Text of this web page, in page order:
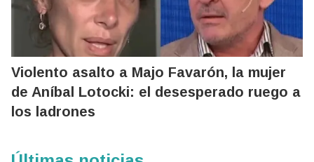
Violento asalto a Majo Favarón, la mujer
de Aníbal Lotocki: el desesperado ruego a
los ladrones